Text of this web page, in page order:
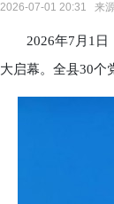
2026-07-01 20:31 来
2026年7月1日，
大启幕。全县30个